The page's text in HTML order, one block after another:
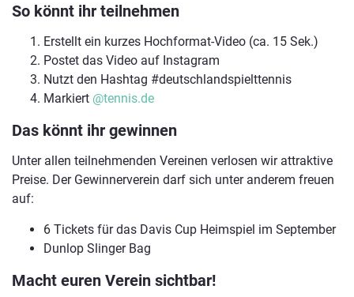
So könnt ihr teilnehmen
Erstellt ein kurzes Hochformat-Video (ca. 15 Sek.)
Postet das Video auf Instagram
Nutzt den Hashtag #deutschlandspielttennis
Markiert @tennis.de
Das könnt ihr gewinnen
Unter allen teilnehmenden Vereinen verlosen wir attraktive
Preise. Der Gewinnerverein darf sich unter anderem freuen
auf:
6 Tickets für das Davis Cup Heimspiel im September
Dunlop Slinger Bag
Macht euren Verein sichtbar!